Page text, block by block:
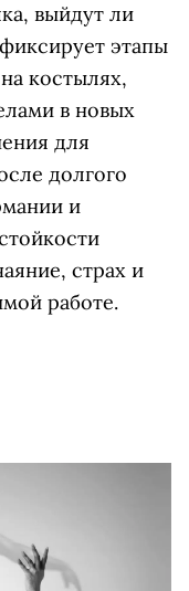
выйдут ли
этапы
костылях,
в новых
для
долгого
и
страх и
работе.